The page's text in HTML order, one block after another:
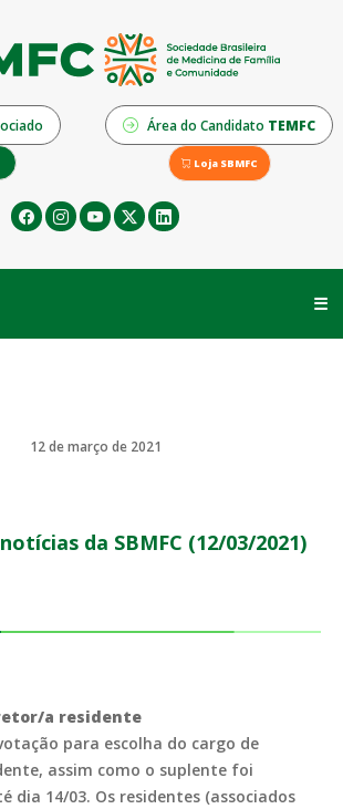
Área do Candidato TEMFC
Loja SBMFC
☰
12 de março de 2021
da SBMFC (12/03/2021)
a residente
para escolha do cargo de
assim como o suplente foi
dia 14/03. Os residentes (associados